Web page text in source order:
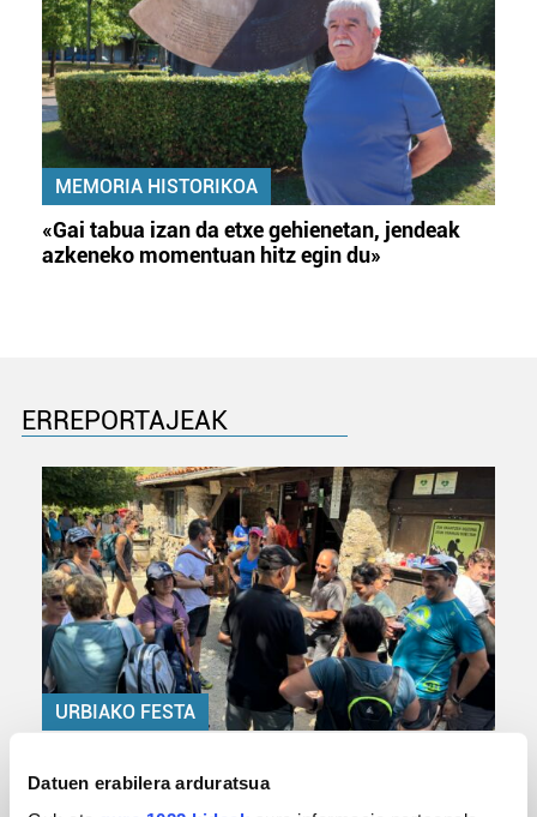
Datuen erabilera arduratsua
MEMORIA HISTORIKOA
«Gai tabua izan da etxe gehienetan, jendeak
azkeneko momentuan hitz egin du»
ERREPORTAJEAK
URBIAKO FESTA